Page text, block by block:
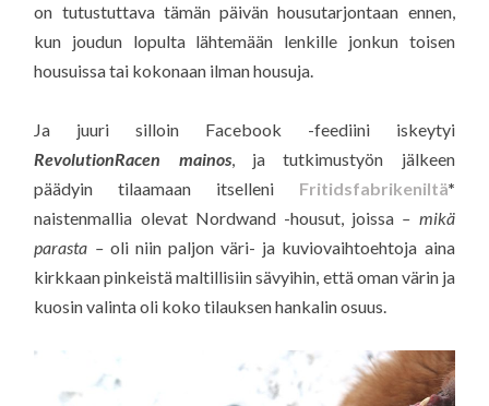
on tutustuttava tämän päivän housutarjontaan ennen,
kun joudun lopulta lähtemään lenkille jonkun toisen
housuissa tai kokonaan ilman housuja.
Ja juuri silloin Facebook -feediini iskeytyi
RevolutionRacen mainos, ja tutkimustyön jälkeen
päädyin tilaamaan itselleni Fritidsfabrikeniltä*
naistenmallia olevat Nordwand -housut, joissa – mikä
parasta –oli niin paljon väri- ja kuviovaihtoehtoja aina
kirkkaan pinkeistä maltillisiin sävyihin, että oman värin ja
kuosin valinta oli koko tilauksen hankalin osuus.